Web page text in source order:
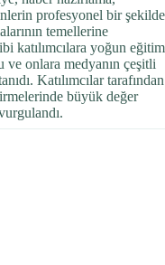
profesyonel bir şekilde
temellerine
katılımcılara yoğun eğitim
ve onlara medyanın çeşitli
Katılımcılar tarafından
büyük değer